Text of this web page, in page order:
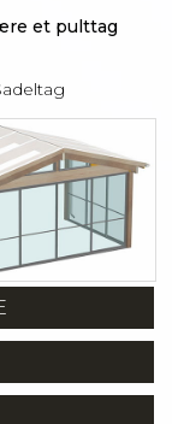
et pulttag